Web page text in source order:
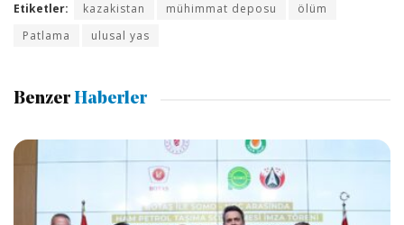
Etiketler: kazakistan mühimmat deposu
ölüm
Patlama
ulusal yas
Benzer Haberler